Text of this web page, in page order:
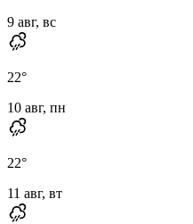
9 авг, вс
22°
10 авг, пн
22°
11 авг, вт